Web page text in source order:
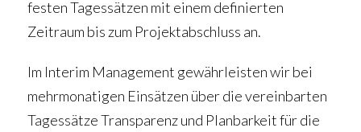
festen Tagessätzen mit einem definierten
Zeitraum bis zum Projektabschluss an.
Im Interim Management gewährleisten wir bei
mehrmonatigen Einsätzen über die vereinbarten
Tagessätze Transparenz und Planbarkeit für die